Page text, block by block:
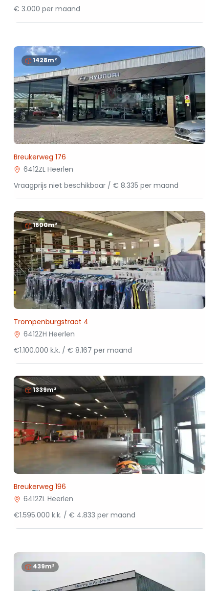
€ 3.000 per maand
1428m²
Breukerweg 176
6412ZL Heerlen
Vraagprijs niet beschikbaar / € 8.335 per maand
1600m²
Trompenburgstraat 4
6412ZH Heerlen
€1.100.000 k.k. / € 8.167 per maand
1339m²
Breukerweg 196
6412ZL Heerlen
€1.595.000 k.k. / € 4.833 per maand
439m²